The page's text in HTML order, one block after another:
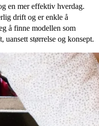
en mer effektiv hverdag.
drift og er enkle å
å finne modellen som
uansett størrelse og konsept.